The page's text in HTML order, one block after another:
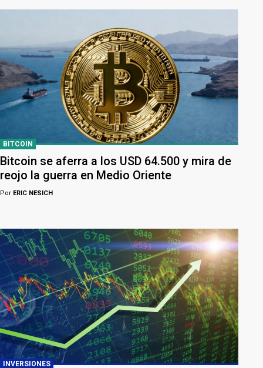
BITCOIN
Bitcoin se aferra a los USD 64.500 y mira de
reojo la guerra en Medio Oriente
Por ERIC NESICH
INVERSIONES